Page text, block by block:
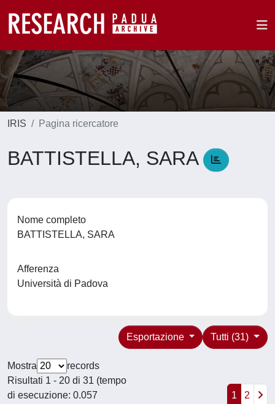
IRIS Pagina ricercatore
BATTISTELLA, SARA
Nome completo
BATTISTELLA, SARA
Afferenza
Università di Padova
Tutti (31)
Esportazione
Mostra
records
Risultati 1 - 20 di 31 (tempo
di esecuzione: 0.057
1 2